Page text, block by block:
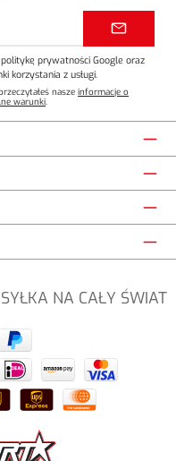
politykę prywatności Google oraz
korzystania z usługi
naszeinformacje o
warunki.
NA CAŁY ŚWIAT